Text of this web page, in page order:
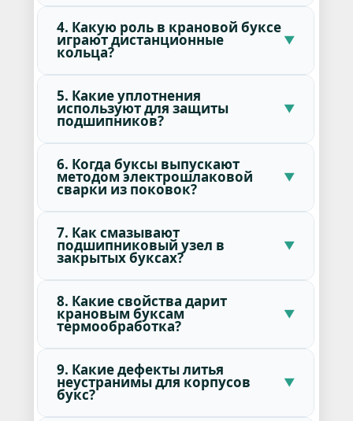
4. Какую роль в крановой буксе
играют дистанционные
кольца?
5. Какие уплотнения
используют для защиты
подшипников?
6. Когда буксы выпускают
методом электрошлаковой
сварки из поковок?
7. Как смазывают
подшипниковый узел в
закрытых буксах?
8. Какие свойства дарит
крановым буксам
термообработка?
9. Какие дефекты литья
неустранимы для корпусов
букс?